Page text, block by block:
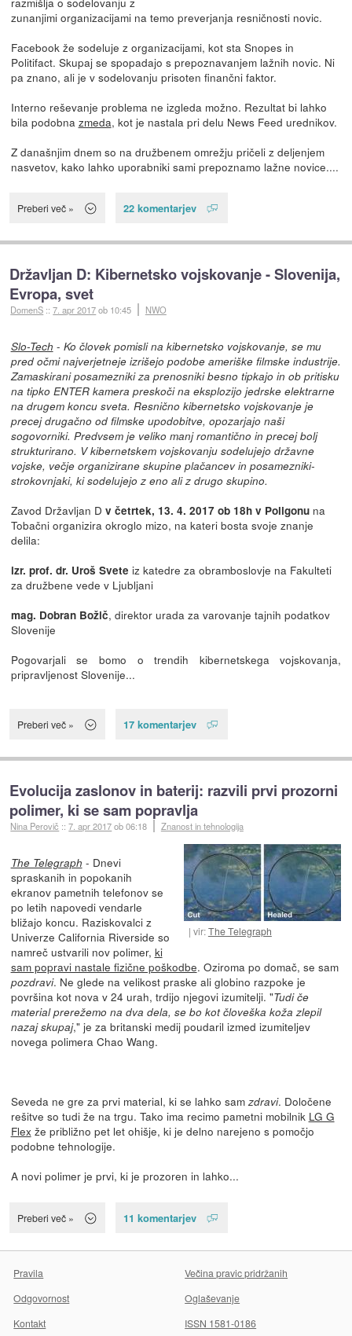
zunanjimi organizacijami na temo preverjanja resničnosti novic.
Facebook že sodeluje z organizacijami, kot sta Snopes in
Politifact. Skupaj se spopadajo s prepoznavanjem lažnih novic. Ni
pa znano, ali je v sodelovanju prisoten finančni faktor.
Interno reševanje problema ne izgleda možno. Rezultat bi lahko
bila podobna zmeda, kot je nastala pri delu News Feed urednikov.
Z današnjim dnem so na družbenem omrežju pričeli z deljenjem
nasvetov, kako lahko uporabniki sami prepoznamo lažne novice....
Preberi več » 22 komentarjev
Državljan D: Kibernetsko vojskovanje - Slovenija,
Evropa, svet
DomenS ::7. apr 2017ob 10:45 NWO
Slo-Tech - Ko človek pomisli na kibernetsko vojskovanje, se mu
pred očmi najverjetneje izrišejo podobe ameriške filmske industrije.
Zamaskirani posamezniki za prenosniki besno tipkajo in ob pritisku
na tipko ENTER kamera preskoči na eksplozijo jedrske elektrarne
na drugem koncu sveta. Resnično kibernetsko vojskovanje je
precej drugačno od filmske upodobitve, opozarjajo naši
sogovorniki. Predvsem je veliko manj romantično in precej bolj
strukturirano. V kibernetskem vojskovanju sodelujejo državne
vojske, večje organizirane skupine plačancev in posamezniki-
strokovnjaki, ki sodelujejo z eno ali z drugo skupino.
Zavod Državljan D v četrtek, 13. 4. 2017 ob 18h v Poligonu na
Tobačni organizira okroglo mizo, na kateri bosta svoje znanje
delila:
izr. prof. dr. Uroš Svete iz katedre za obramboslovje na Fakulteti
za družbene vede v Ljubljani
mag. Dobran Božič, direktor urada za varovanje tajnih podatkov
Slovenije
Pogovarjali se bomo o trendih kibernetskega vojskovanja,
pripravljenost Slovenije...
Preberi več » 17 komentarjev
Evolucija zaslonov in baterij: razvili prvi prozorni
polimer, ki se sam popravlja
Nina Perovič ::7. apr 2017ob 06:18 Znanost in tehnologija
vir:The Telegraph
The Telegraph - Dnevi
spraskanih in popokanih
ekranov pametnih telefonov se
po letih napovedi vendarle
bližajo koncu. Raziskovalci z
Univerze California Riverside so
namreč ustvarili nov polimer, ki
sam popravi nastale fizične poškodbe. Oziroma po domač, se sam
pozdravi. Ne glede na velikost praske ali globino razpoke je
površina kot nova v 24 urah, trdijo njegovi izumitelji. "Tudi če
material prerežemo na dva dela, se bo kot človeška koža zlepil
nazaj skupaj," je za britanski medij poudaril izmed izumiteljev
novega polimera Chao Wang.
Seveda ne gre za prvi material, ki se lahko samzdravi. Določene
rešitve so tudi že na trgu. Tako ima recimo pametni mobilnik LG G
Flex že približno pet let ohišje, ki je delno narejeno s pomočjo
podobne tehnologije.
A novi polimer je prvi, ki je prozoren in lahko...
Preberi več » 11 komentarjev
Pravila
Večina pravic pridržanih
Odgovornost
Oglaševanje
Kontakt
ISSN 1581-0186